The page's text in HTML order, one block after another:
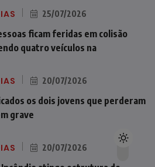
25/07/2026
ficam feridas em colisão
quatro veículos na
20/07/2026
os dois jovens que perderam
grave
20/07/2026